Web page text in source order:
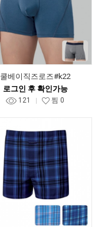
쿨베이직즈로즈#k22
로그인 후 확인가능
121 찜 0